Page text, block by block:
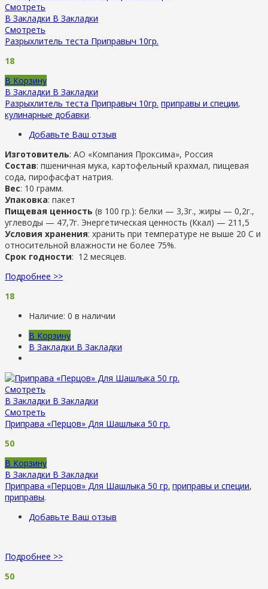
Смотреть
В Закладки В Закладки
Смотреть
Разрыхлитель теста Приправыч 10гр.
18
В Корзину
В Закладки В Закладки
Разрыхлитель теста Приправыч 10гр. приправы и специи,
кулинарные добавки.
Добавьте Ваш отзыв
Изготовитель: АО «Компания Проксима», Россия
Состав: пшеничная мука, картофельный крахмал, пищевая
сода, пирофасфат натрия.
Вес: 10 грамм.
Упаковка: пакет
Пищевая ценность (в 100 гр.): белки — 3,3г., жиры — 0,2г.,
углеводы — 47,7г. Энергетическая ценность (Ккал) — 211,5
Условия хранения: хранить при температуре не выше 20 С и
относительной влажности не более 75%.
Срок годности: 12 месяцев.
Подробнее >>
18
Наличие: 0 в наличии
В Корзину
В Закладки В Закладки
Смотреть
В Закладки В Закладки
Смотреть
Приправа «Перцов» Для Шашлыка 50 гр.
50
В Корзину
В Закладки В Закладки
Приправа «Перцов» Для Шашлыка 50 гр. приправы и специи,
приправы.
Добавьте Ваш отзыв
Подробнее >>
50